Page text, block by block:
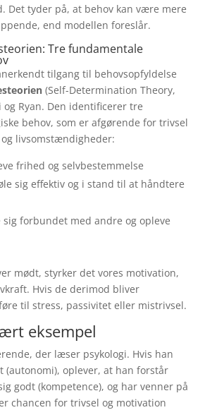
Det tyder på, at behov kan være mere
end modellen foreslår.
Tre fundamentale
tilgang til behovsopfyldelse
(Self-Determination Theory,
og Ryan. Den identificerer tre
behov, som er afgørende for trivsel
livsomstændigheder:
frihed og selvbestemmelse
sig effektiv og i stand til at håndtere
sig forbundet med andre og opleve
mødt, styrker det vores motivation,
Hvis de derimod bliver
til stress, passivitet eller mistrivsel.
eksempel
der læser psykologi. Hvis han
(autonomi), oplever, at han forstår
godt (kompetence), og har venner på
chancen for trivsel og motivation